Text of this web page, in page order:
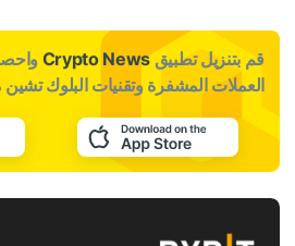
قم بتنزيل تطبيقCrypto News
العملات المشفرة وتقنيات البلوك